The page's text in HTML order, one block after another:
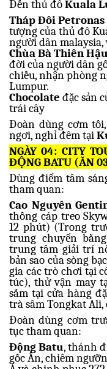
Đến thủ đôKuala
Tháp Đôi Petronas
tượng của thủ đô
người dân
Chùa Bà Thiên Hậu
đời của người dân
chiều, nhận phòng
Lumpur.
Chocolate đặc sản
trái cây
Đoàn dùng cơm
ngơi, nghỉ đêm tại
NGÀY 04: CITY
ĐỘNG BATU (ĂN
Dùng điểm tâm
tham quan:
Cao Nguyên
thống cáp treo
12 phút) (Trong
trung chuyển
trung tâm giải trí
bản sao của sòng
gia các trò chơi tại
túc), thử vận may
sắm tại cửa hàng
trà sâm Tongkat Ali,
Đoàn dùng cơm
tục tham quan:
Động Batu, thánh
gốc Ấn, chiêm